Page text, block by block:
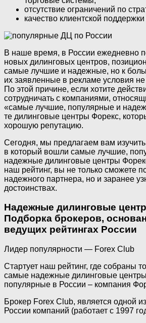
отсутствие ограничений по
качество клиентской
В наше время, в России ежедневно
новых дилинговых центров,
самые лучшие и надежные, но к
их заявленные в рекламе условия
По этой причине, если хотите
сотрудничать с компаниями,
«самые лучшие, популярные и
те дилинговые центры Форекс,
хорошую репутацию.
Сегодня, мы предлагаем вам
в который вошли самые лучшие,
надежные дилинговые центры
наш рейтинг, вы не только сможете
надежного партнера, но и заранее
достоинствах.
Надежные дилинговые
Подборка брокеров,
ведущих рейтингах России
Лидер популярности — Forex Club
Стартует наш рейтинг, где собраны
самые надежные дилинговые
популярные в России – компания
Брокер Forex Club, является одной
России компаний (работает с 1997